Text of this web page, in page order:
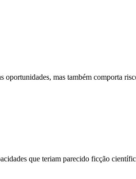
oportunidades, mas também comporta
que teriam parecido ficção